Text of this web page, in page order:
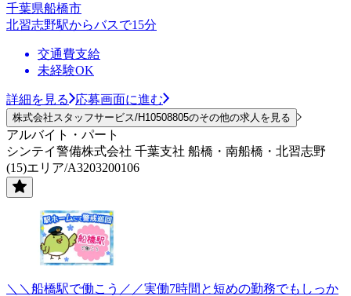
千葉県船橋市
北習志野駅からバスで15分
交通費支給
未経験OK
詳細を見る 応募画面に進む
株式会社スタッフサービス/H10508805のその他の求人を見る
アルバイト・パート
シンテイ警備株式会社 千葉支社 船橋・南船橋・北習志野
(15)エリア/A3203200106
＼＼船橋駅で働こう／／実働7時間と短めの勤務でもしっか